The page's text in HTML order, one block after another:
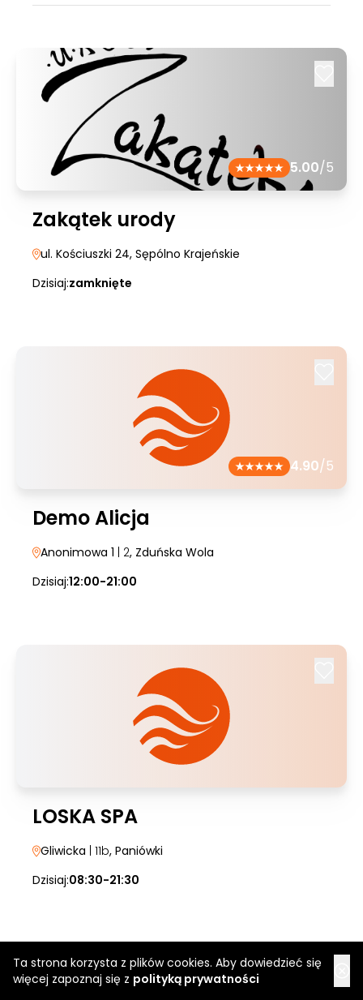
Ta strona korzysta z plików cookies. Aby dowiedzieć się
więcej zapoznaj się z polityką prywatności
5.00/5
Zakątek urody
ul. Kościuszki 24, Sępólno Krajeńskie
Dzisiaj:zamknięte
4.90/5
Demo Alicja
Anonimowa 1 | 2, Zduńska Wola
Dzisiaj:12:00-21:00
LOSKA SPA
Gliwicka | 11b, Paniówki
Dzisiaj:08:30-21:30